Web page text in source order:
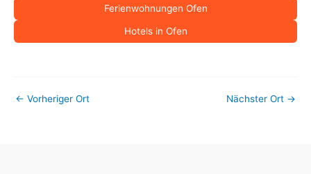
Ferienwohnungen Ofen
Hotels in Ofen
← Vorheriger Ort Nächster Ort →